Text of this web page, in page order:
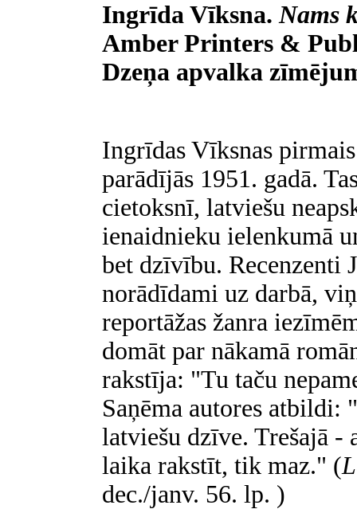
Ingrīda Vīksna.Nams
Amber Printers &
Dzeņa apvalka
Ingrīdas Vīksnas
parādījās 1951. gadā.
cietoksnī, latviešu
ienaidnieku ielenkumā
bet dzīvību. Recenzenti
norādīdami uz darbā,
reportāžas žanra
domāt par nākamā
rakstīja: "Tu taču
Saņēma autores atbildi:
latviešu dzīve. Trešajā -
laika rakstīt, tik maz." (
dec./janv. 56. lp. )